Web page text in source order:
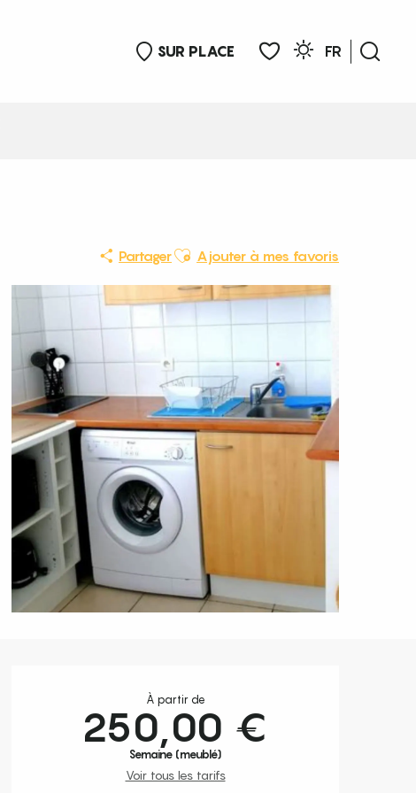
SUR PLACE
FR
PartagerAjouter aux favoris
Ajouter à mes favoris
Ouverture et coordonnées
À partir de
250,00 €
Semaine (meublé)
Voir tous les tarifs